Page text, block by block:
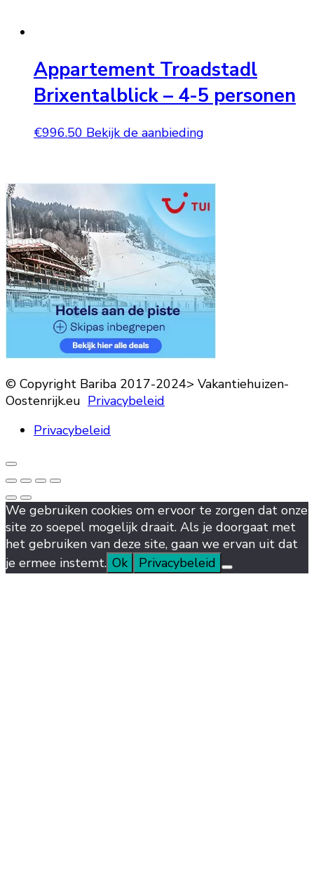
Appartement Troadstadl
Brixentalblick – 4-5 personen
€996.50 Bekijk de aanbieding
© Copyright Bariba 2017-2024> Vakantiehuizen-
Oostenrijk.eu Privacybeleid
Privacybeleid
We gebruiken cookies om ervoor te zorgen dat onze
site zo soepel mogelijk draait. Als je doorgaat met
het gebruiken van deze site, gaan we ervan uit dat
je ermee instemt. Ok Privacybeleid